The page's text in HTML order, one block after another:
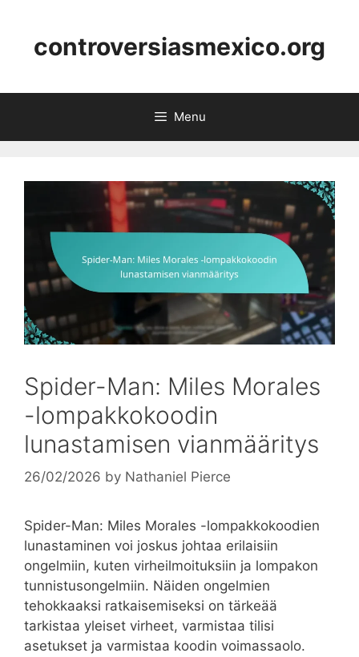
contentcontroversiasmexico.org
Menu
Spider-Man: Miles Morales
-lompakkokoodin
lunastamisen vianmääritys
26/02/2026 by Nathaniel Pierce
Spider-Man: Miles Morales -lompakkokoodien
lunastaminen voi joskus johtaa erilaisiin
ongelmiin, kuten virheilmoituksiin ja lompakon
tunnistusongelmiin. Näiden ongelmien
tehokkaaksi ratkaisemiseksi on tärkeää
tarkistaa yleiset virheet, varmistaa tilisi
asetukset ja varmistaa koodin voimassaolo.